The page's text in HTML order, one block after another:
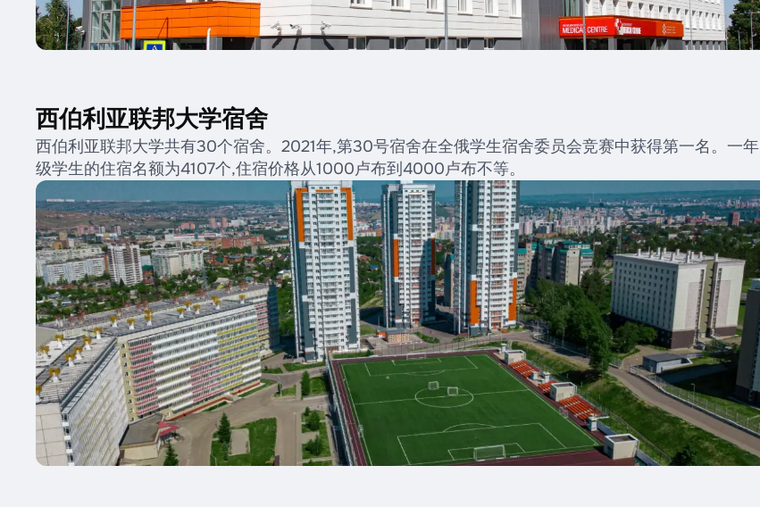
西伯利亚联邦大学宿舍
西伯利亚联邦大学共有30个宿舍。2021年,第30号宿舍在全俄学生宿舍委员会竞赛中获得第一名。一年
级学生的住宿名额为4107个,住宿价格从1000卢布到4000卢布不等。